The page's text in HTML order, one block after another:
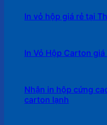
In vỏ hộp giá rẻ tại
In Vỏ Hộp Carton
Nhận in hộp cứng
carton lạnh